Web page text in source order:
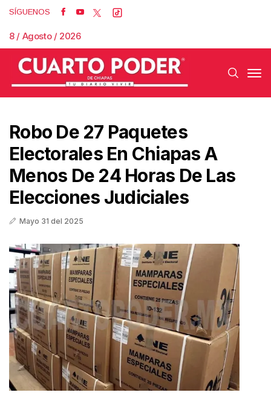
SÍGUENOS
8 / Agosto / 2026
Robo De 27 Paquetes
Electorales En Chiapas A
Menos De 24 Horas De Las
Elecciones Judiciales
Mayo 31 del 2025